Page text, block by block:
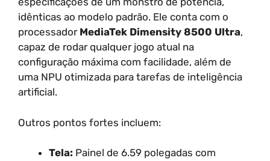
idênticas ao modelo padrão. Ele conta com o
processador MediaTek Dimensity 8500 Ultra,
capaz de rodar qualquer jogo atual na
configuração máxima com facilidade, além de
uma NPU otimizada para tarefas de inteligência
artificial.
Outros pontos fortes incluem:
Tela: Painel de 6.59 polegadas com